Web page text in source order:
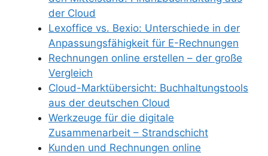
der Cloud
Lexoffice vs. Bexio: Unterschiede in der
Anpassungsfähigkeit für E-Rechnungen
Rechnungen online erstellen – der große
Vergleich
Cloud-Marktübersicht: Buchhaltungstools
aus der deutschen Cloud
Werkzeuge für die digitale
Zusammenarbeit – Strandschicht
Kunden und Rechnungen online